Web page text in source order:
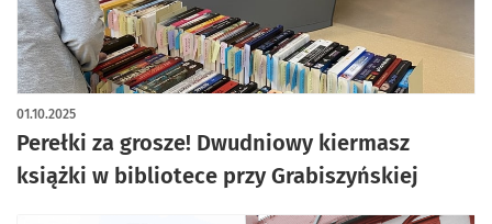
Perełki za grosze! Dwudniowy kiermasz
książki w bibliotece przy Grabiszyńskiej
01.10.2025
artykuł z galerią zdjęć